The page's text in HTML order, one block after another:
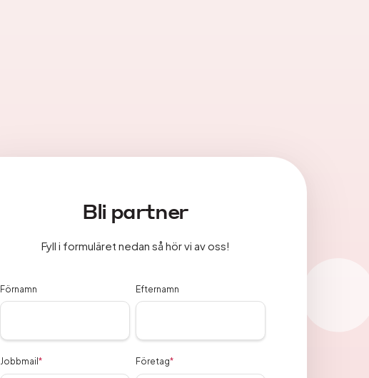
Bli partner
Fyll i formuläret nedan så hör vi av oss!
Förnamn Efternamn
Jobbmail * Företag*